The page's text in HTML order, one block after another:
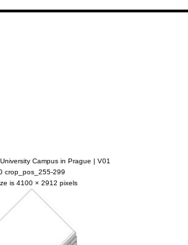
Campus in Prague | V01
crop_pos_255-299
is 4100 × 2912 pixels